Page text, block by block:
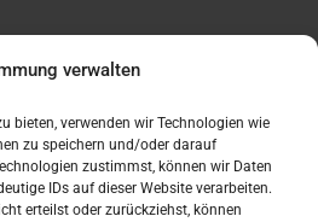
verwalten
bieten, verwenden wir Technologien wie
zu speichern und/oder darauf
zustimmst, können wir Daten
IDs auf dieser Website verarbeiten.
erteilst oder zurückziehst, können
oglas